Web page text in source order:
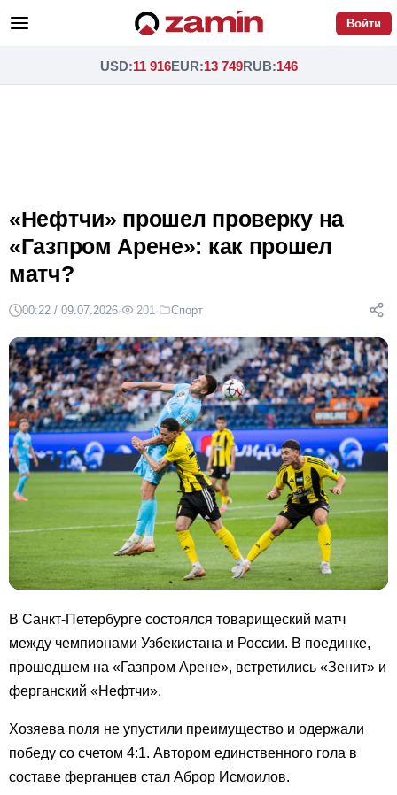
Войти
USD:11 916EUR:13 749RUB:146
«Нефтчи» прошел проверку на
«Газпром Арене»: как прошел
матч?
00:22 / 09.07.2026· 201 · Спорт
В Санкт-Петербурге состоялся товарищеский матч
между чемпионами Узбекистана и России. В поединке,
прошедшем на «Газпром Арене», встретились «Зенит» и
ферганский «Нефтчи».
Хозяева поля не упустили преимущество и одержали
победу со счетом 4:1. Автором единственного гола в
составе ферганцев стал Аброр Исмоилов.